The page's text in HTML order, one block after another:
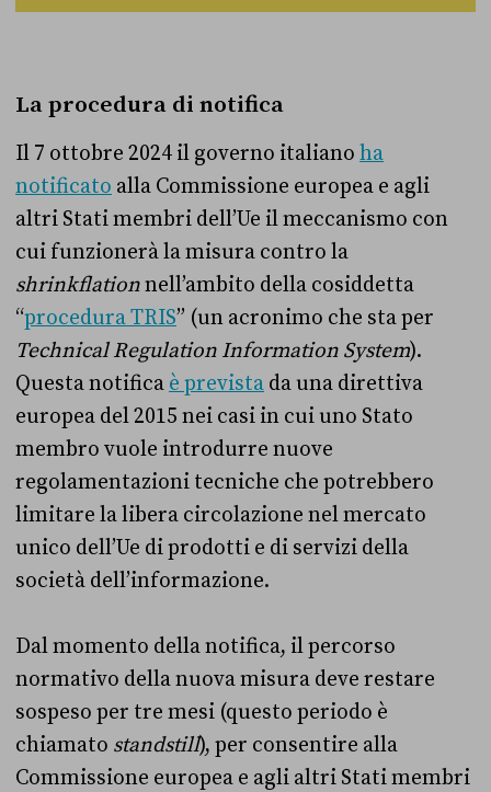
La procedura di notifica
Il 7 ottobre 2024 il governo italiano ha
notificato alla Commissione europea e agli
altri Stati membri dell’Ue il meccanismo con
cui funzionerà la misura contro la
shrinkflationnell’ambito della cosiddetta
“procedura TRIS” (un acronimo che sta per
Technical Regulation Information System).
Questa notifica è prevista da una direttiva
europea del 2015 nei casi in cui uno Stato
membro vuole introdurre nuove
regolamentazioni tecniche che potrebbero
limitare la libera circolazione nel mercato
unico dell’Ue di prodotti e di servizi della
società dell’informazione.
Dal momento della notifica, il percorso
normativo della nuova misura deve restare
sospeso per tre mesi (questo periodo è
chiamato standstill), per consentire alla
Commissione europea e agli altri Stati membri